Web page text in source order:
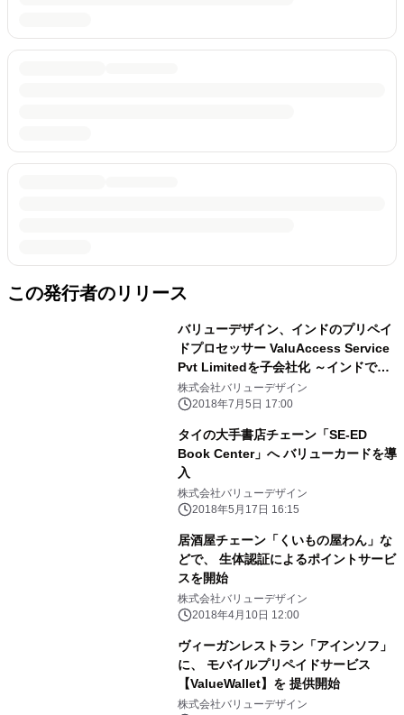
この発行者のリリース
バリューデザイン、インドのプリペイ
ドプロセッサー ValuAccess Service
Pvt Limitedを子会社化 ～インドで
5,000店舗超の導入実績を背景に、 ア
ジア展開加速のドライバーに～
株式会社バリューデザイン
2018年7月5日 17:00
タイの大手書店チェーン「SE-ED
Book Center」へ バリューカードを導
入
株式会社バリューデザイン
2018年5月17日 16:15
居酒屋チェーン「くいもの屋わん」な
どで、 生体認証によるポイントサービ
スを開始
株式会社バリューデザイン
2018年4月10日 12:00
ヴィーガンレストラン「アインソフ」
に、 モバイルプリペイドサービス
【ValueWallet】を 提供開始
株式会社バリューデザイン